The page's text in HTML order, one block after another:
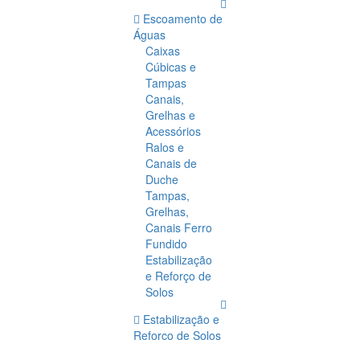
Escoamento de
Águas
Caixas
Cúbicas e
Tampas
Canais,
Grelhas e
Acessórios
Ralos e
Canais de
Duche
Tampas,
Grelhas,
Canais Ferro
Fundido
Estabilização
e Reforço de
Solos
Estabilização e
Reforço de Solos